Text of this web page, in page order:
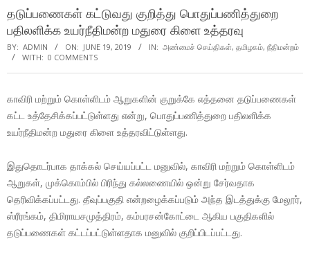
தடுப்பணைகள் கட்டுவது குறித்து பொதுப்பணித்துறை
பதிலளிக்க உயர்நீதிமன்ற மதுரை கிளை உத்தரவு
BY: ADMIN ON: JUNE 19, 2019 IN: அண்மைச் செய்திகள், தமிழகம், நீதிமன்றம்
WITH: 0 COMMENTS
காவிரி மற்றும் கொள்ளிடம் ஆறுகளின் குறுக்கே எத்தனை தடுப்பணைகள்
கட்ட உத்தேசிக்கப்பட்டுள்ளது என்று, பொதுப்பணித்துறை பதிலளிக்க
உயர்நீதிமன்ற மதுரை கிளை உத்தரவிட்டுள்ளது.
இதுதொடர்பாக தாக்கல் செய்யப்பட்ட மனுவில், காவிரி மற்றும் கொள்ளிடம்
ஆறுகள், முக்கொம்பில் பிரிந்து கல்லணையில் ஒன்று சேர்வதாக
தெரிவிக்கப்பட்டது. தீவுப்பகுதி என்றழைக்கப்படும் அந்த இடத்துக்கு மேலூர்,
ஸ்ரீரங்கம், திமிராயசமுத்திரம், கம்பரசன்கோட்டை ஆகிய பகுதிகளில்
தடுப்பணைகள் கட்டப்பட்டுள்ளதாக மனுவில் குறிப்பிடப்பட்டது.